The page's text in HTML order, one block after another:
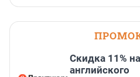
Скидка 11%
английского